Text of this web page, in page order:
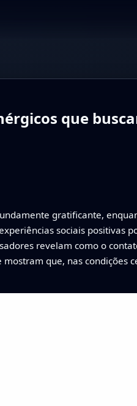
que
gratificante,
sociais positivas
revelam como o
que, nas condições